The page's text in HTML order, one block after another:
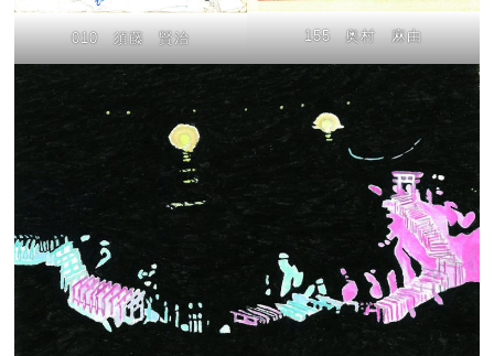
010 須藤 賢治 155 奥村 麻由